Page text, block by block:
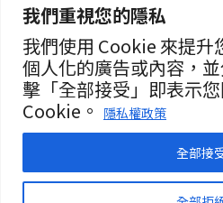
我們重視您的隱私
我們使用 Cookie 來提升
個人化的廣告或內容，
擊「全部接受」即表示
Cookie。
隱私權政策
全部接
暖武里名校發生槍擊
8月7日
曼谷第二座街頭美食
8月7日
聯絡資訊
歡迎來信洽詢合作事宜
或提供新聞線索
service@thaichinesenews.com
© 2026 泰國中文新聞 TCN